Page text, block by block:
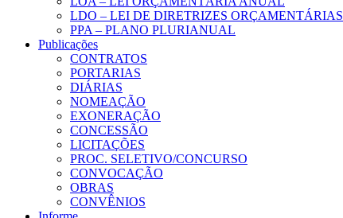
LDO – LEI DE DIRETRIZES ORÇAMENTÁRIAS
PPA – PLANO PLURIANUAL
Publicações
CONTRATOS
PORTARIAS
DIÁRIAS
NOMEAÇÃO
EXONERAÇÃO
CONCESSÃO
LICITAÇÕES
PROC. SELETIVO/CONCURSO
CONVOCAÇÃO
OBRAS
CONVÊNIOS